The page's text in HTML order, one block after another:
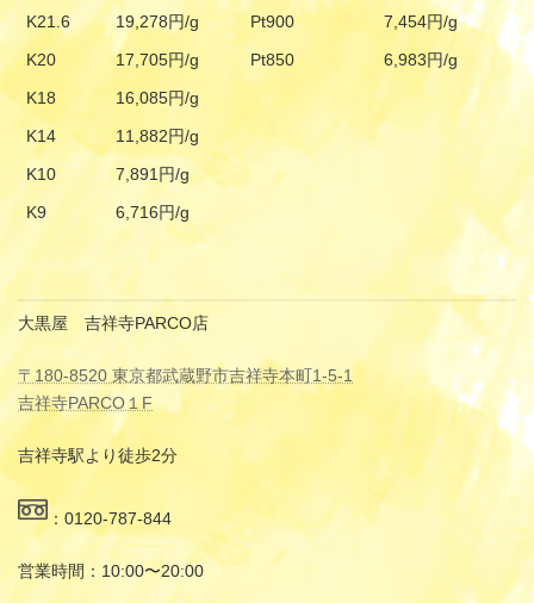
K21.6
19,278円/g Pt900
7,454円/g
K20
17,705円/g Pt850
6,983円/g
K18
16,085円/g
K14
11,882円/g
K10
7,891円/g
K9
6,716円/g
大黒屋 吉祥寺PARCO店
〒180-8520 東京都武蔵野市吉祥寺本町1-5-1
吉祥寺PARCO１F
吉祥寺駅より徒歩2分
：0120-787-844
営業時間：10:00〜20:00